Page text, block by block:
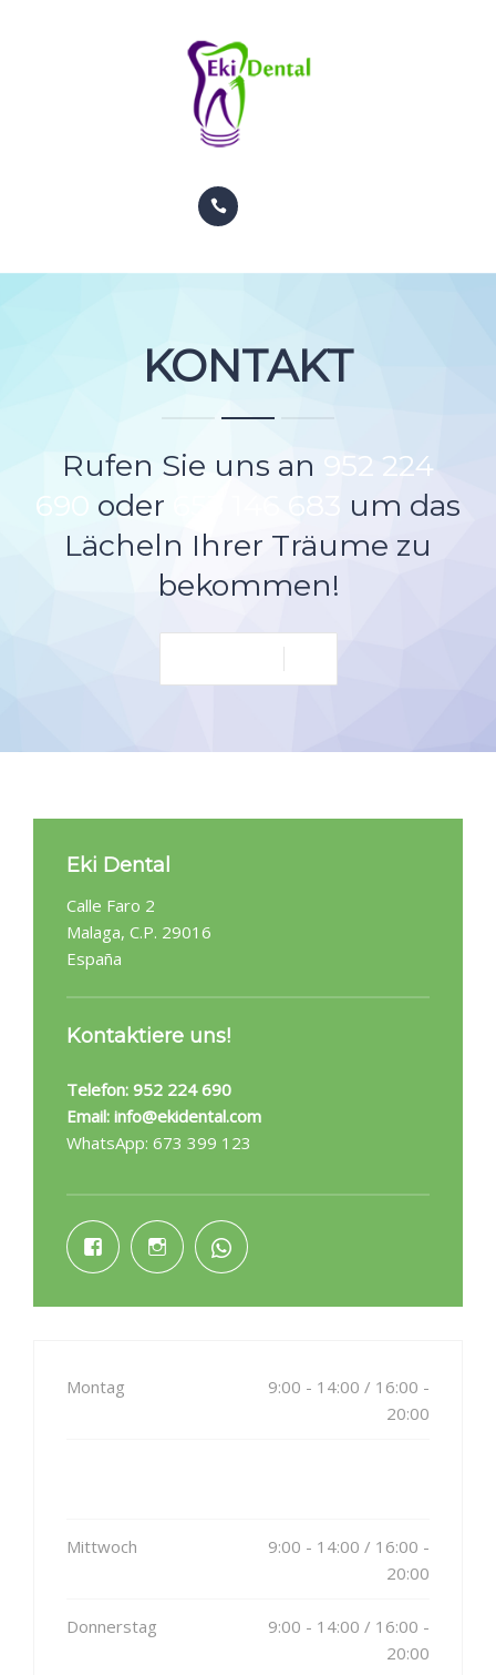
INFO
GALERIE
KONTAKT
Rufen Sie uns an
952 224
690
oder
um das
Lächeln Ihrer Träume zu
bekommen!
Eki Dental
Calle Faro 2
Malaga, C.P. 29016
España
Kontaktiere uns!
Telefon: 952 224 690
Email: info@ekidental.com
WhatsApp: 673 399 123
Montag
9:00 - 14:00 / 16:00 -
20:00
Mittwoch
9:00 - 14:00 / 16:00 -
20:00
Donnerstag
9:00 - 14:00 / 16:00 -
20:00